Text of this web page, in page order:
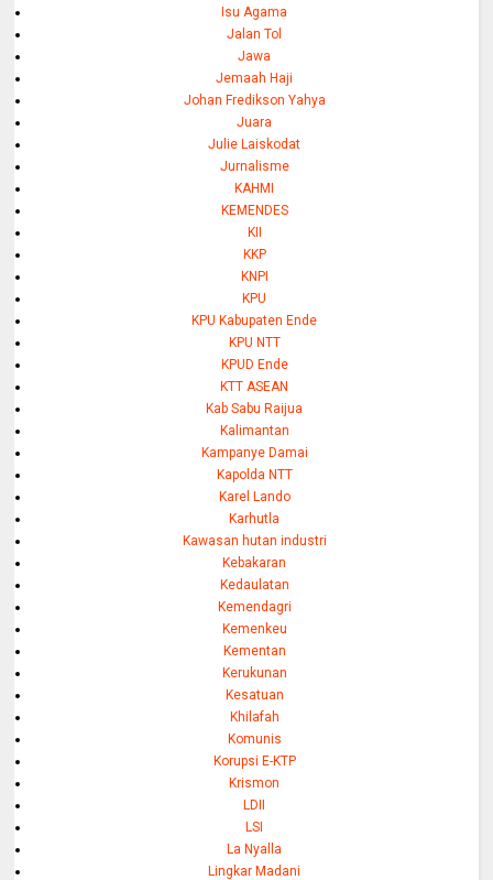
Isu Agama
Jalan Tol
Jawa
Jemaah Haji
Johan Fredikson Yahya
Juara
Julie Laiskodat
Jurnalisme
KAHMI
KEMENDES
KII
KKP
KNPI
KPU
KPU Kabupaten Ende
KPU NTT
KPUD Ende
KTT ASEAN
Kab Sabu Raijua
Kalimantan
Kampanye Damai
Kapolda NTT
Karel Lando
Karhutla
Kawasan hutan industri
Kebakaran
Kedaulatan
Kemendagri
Kemenkeu
Kementan
Kerukunan
Kesatuan
Khilafah
Komunis
Korupsi E-KTP
Krismon
LDII
LSI
La Nyalla
Lingkar Madani